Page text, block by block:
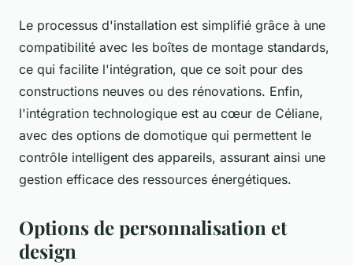
Le processus d'installation est simplifié grâce à une
compatibilité avec les boîtes de montage standards,
ce qui facilite l'intégration, que ce soit pour des
constructions neuves ou des rénovations. Enfin,
l'intégration technologique est au cœur de Céliane,
avec des options de domotique qui permettent le
contrôle intelligent des appareils, assurant ainsi une
gestion efficace des ressources énergétiques.
Options de personnalisation et
design